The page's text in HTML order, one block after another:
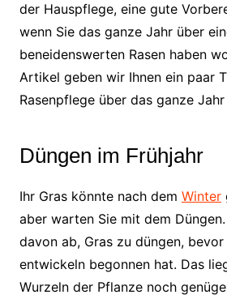
der Hauspflege, eine gute
wenn Sie das ganze Jahr über
beneidenswerten Rasen haben
Artikel geben wir Ihnen ein paar
Rasenpflege über das ganze
Düngen im Frühjahr
Ihr Gras könnte nach dem Winter
aber warten Sie mit dem
davon ab, Gras zu düngen,
entwickeln begonnen hat. Das
Wurzeln der Pflanze noch